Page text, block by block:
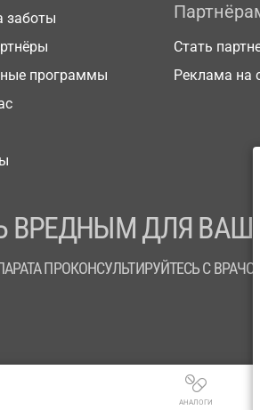
АНАЛОГИ
заботы
программы
Стать
Реклама на
ДЛЯ
ПРОКОНСУЛЬТИРУЙТЕСЬ С ВРАЧОМ